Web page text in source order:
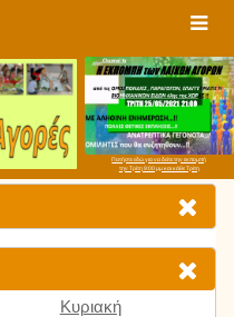
Πατήστε εδώ για να δείτε την εκπομπή
την Τρίτη 9:00 μμ και κάθε Τρίτη
Κυριακή